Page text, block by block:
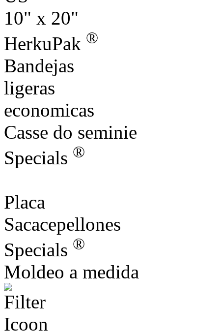
10" x 20"
HerkuPak ®
Bandejas
ligeras
economicas
Casse do seminie
Specials ®
Placa
Sacacepellones
Specials ®
Moldeo a medida